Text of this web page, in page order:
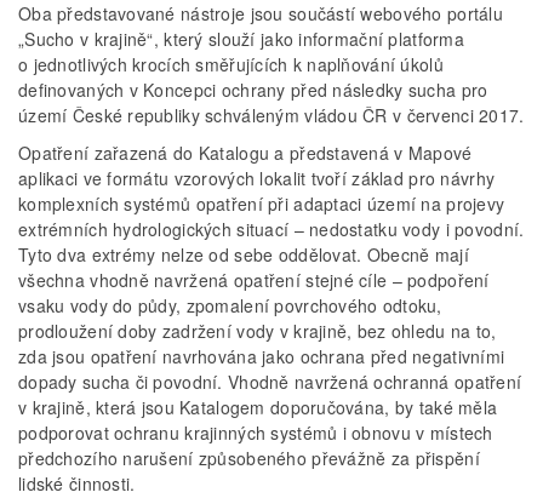
Oba představované nástroje jsou součástí webového portálu
„Sucho v krajině“, který slouží jako informační platforma
o jednotlivých krocích směřujících k naplňování úkolů
definovaných v Koncepci ochrany před následky sucha pro
území České republiky schváleným vládou ČR v červenci 2017.
Opatření zařazená do Katalogu a představená v Mapové
aplikaci ve formátu vzorových lokalit tvoří základ pro návrhy
komplexních systémů opatření při adaptaci území na projevy
extrémních hydrologických situací – nedostatku vody i povodní.
Tyto dva extrémy nelze od sebe oddělovat. Obecně mají
všechna vhodně navržená opatření stejné cíle – podpoření
vsaku vody do půdy, zpomalení povrchového odtoku,
prodloužení doby zadržení vody v krajině, bez ohledu na to,
zda jsou opatření navrhována jako ochrana před negativními
dopady sucha či povodní. Vhodně navržená ochranná opatření
v krajině, která jsou Katalogem doporučována, by také měla
podporovat ochranu krajinných systémů i obnovu v místech
předchozího narušení způsobeného převážně za přispění
lidské činnosti.